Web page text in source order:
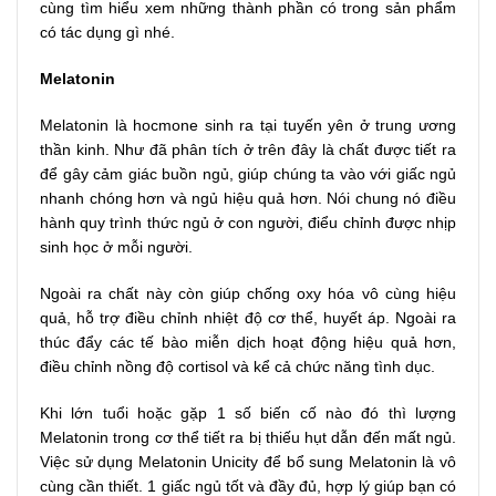
cùng tìm hiểu xem những thành phần có trong sản phẩm
có tác dụng gì nhé.
Melatonin
Melatonin là hocmone sinh ra tại tuyến yên ở trung ương
thần kinh. Như đã phân tích ở trên đây là chất được tiết ra
để gây cảm giác buồn ngủ, giúp chúng ta vào với giấc ngủ
nhanh chóng hơn và ngủ hiệu quả hơn. Nói chung nó điều
hành quy trình thức ngủ ở con người, điểu chỉnh được nhịp
sinh học ở mỗi người.
Ngoài ra chất này còn giúp chống oxy hóa vô cùng hiệu
quả, hỗ trợ điều chỉnh nhiệt độ cơ thể, huyết áp. Ngoài ra
thúc đẩy các tế bào miễn dịch hoạt động hiệu quả hơn,
điều chỉnh nồng độ cortisol và kể cả chức năng tình dục.
Khi lớn tuổi hoặc gặp 1 số biến cố nào đó thì lượng
Melatonin trong cơ thể tiết ra bị thiếu hụt dẫn đến mất ngủ.
Việc sử dụng Melatonin Unicity để bổ sung Melatonin là vô
cùng cần thiết. 1 giấc ngủ tốt và đầy đủ, hợp lý giúp bạn có